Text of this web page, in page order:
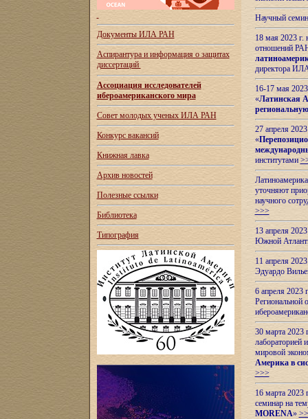
Документы ИЛА РАН
Аспирантура и информация о защитах
диссертаций
Ассоциация исследователей
ибероамериканского мира
Совет молодых ученых ИЛА РАН
Конкурс вакансий
Книжная лавка
Архив новостей
Полезные ссылки
Библиотека
Типография
Научный
18 мая 2023
отношений
директора
16-17 мая
«Латинская
27 апреля
«
институтами
уточняют
научного
>>>
13 апреля
Южной
11 апреля
Эдуардо
6 апреля
Региональной
30 марта 2023
лабораторией
мировой
Америка в
>>>
16 марта 2023
семинар на
MORENA»